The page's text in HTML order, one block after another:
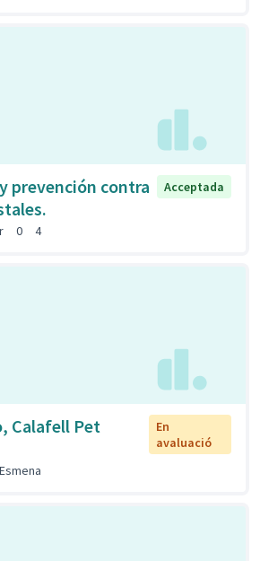
prevención contra
Acceptada
0 4
Calafell Pet
En
avaluació
Esmena